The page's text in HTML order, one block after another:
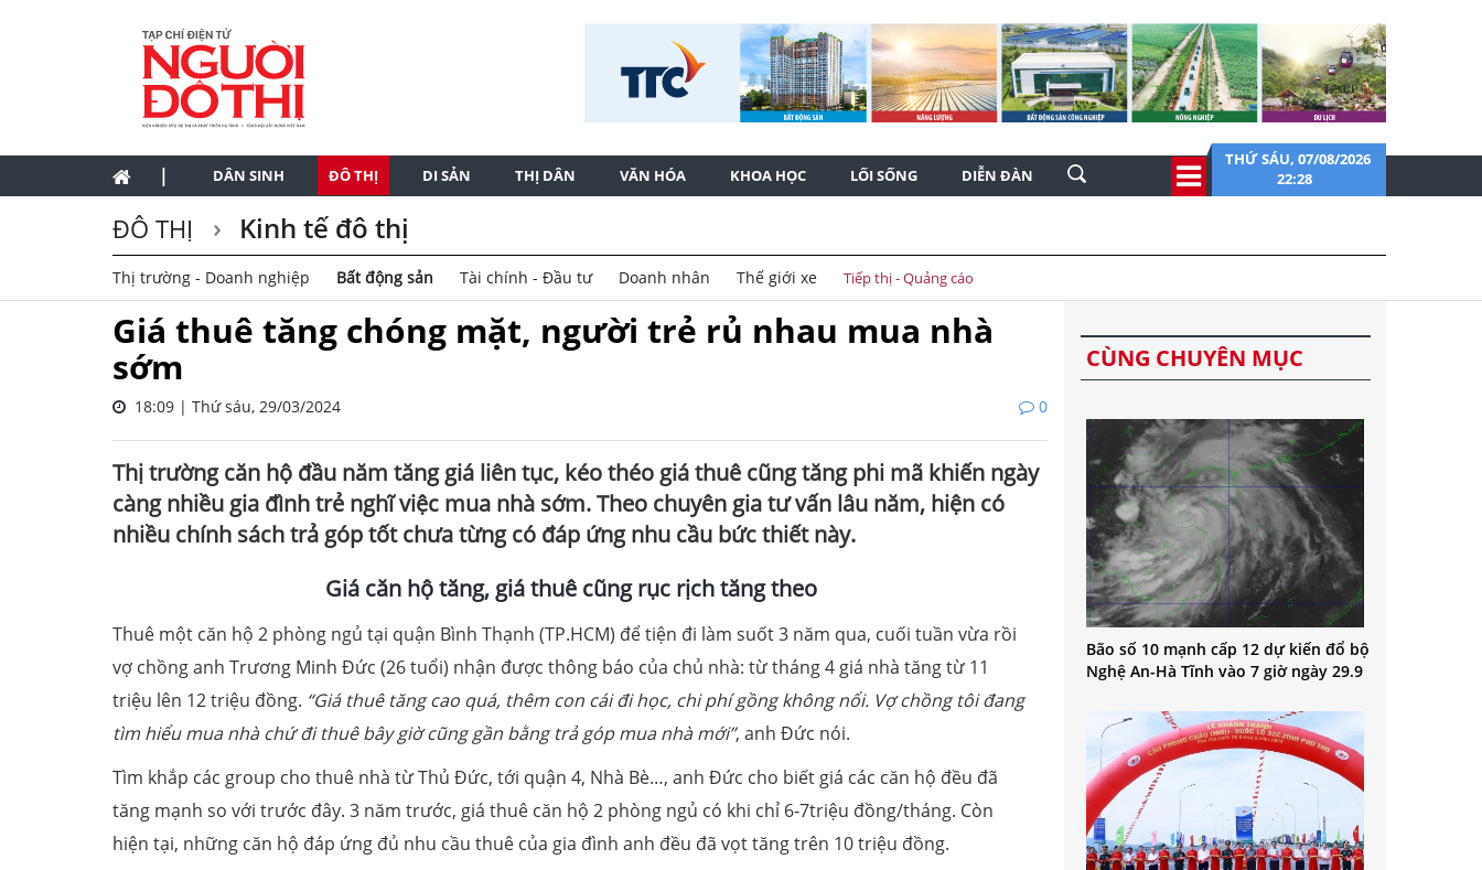
| DÂN SINH ĐÔ THỊ DI SẢN THỊ DÂN VĂN HÓA KHOA HỌC LỐI SỐNG DIỄN ĐÀN
THỨ SÁU, 07/08/2026
22:28
ĐÔ THỊ Kinh tế đô thị
Thị trường - Doanh nghiệp Bất động sản Tài chính - Đầu tư Doanh nhân Thế giới xe Tiếp thị - Quảng cáo
Giá thuê tăng chóng mặt, người trẻ rủ nhau mua nhà
sớm
18:09 | Thứ sáu, 29/03/2024 0
Thị trường căn hộ đầu năm tăng giá liên tục, kéo théo giá thuê cũng tăng phi mã khiến ngày
càng nhiều gia đình trẻ nghĩ việc mua nhà sớm. Theo chuyên gia tư vấn lâu năm, hiện có
nhiều chính sách trả góp tốt chưa từng có đáp ứng nhu cầu bức thiết này.
Giá căn hộ tăng, giá thuê cũng rục rịch tăng theo
Thuê một căn hộ 2 phòng ngủ tại quận Bình Thạnh (TP.HCM) để tiện đi làm suốt 3 năm qua, cuối tuần vừa rồi
vợ chồng anh Trương Minh Đức (26 tuổi) nhận được thông báo của chủ nhà: từ tháng 4 giá nhà tăng từ 11
triệu lên 12 triệu đồng. “Giá thuê tăng cao quá, thêm con cái đi học, chi phí gồng không nổi. Vợ chồng tôi đang
tìm hiểu mua nhà chứ đi thuê bây giờ cũng gần bằng trả góp mua nhà mới”, anh Đức nói.
Tìm khắp các group cho thuê nhà từ Thủ Đức, tới quận 4, Nhà Bè…, anh Đức cho biết giá các căn hộ đều đã
tăng mạnh so với trước đây. 3 năm trước, giá thuê căn hộ 2 phòng ngủ có khi chỉ 6-7triệu đồng/tháng. Còn
hiện tại, những căn hộ đáp ứng đủ nhu cầu thuê của gia đình anh đều đã vọt tăng trên 10 triệu đồng.
CÙNG CHUYÊN MỤC
Bão số 10 mạnh cấp 12 dự kiến đổ bộ
Nghệ An-Hà Tĩnh vào 7 giờ ngày 29.9